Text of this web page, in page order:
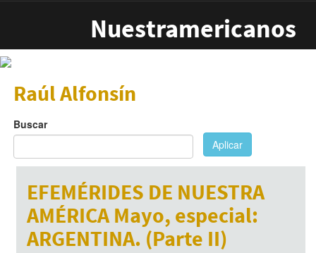
Nuestramericanos
Raúl Alfonsín
Buscar
Aplicar
EFEMÉRIDES DE NUESTRA
AMÉRICA Mayo, especial:
ARGENTINA. (Parte II)